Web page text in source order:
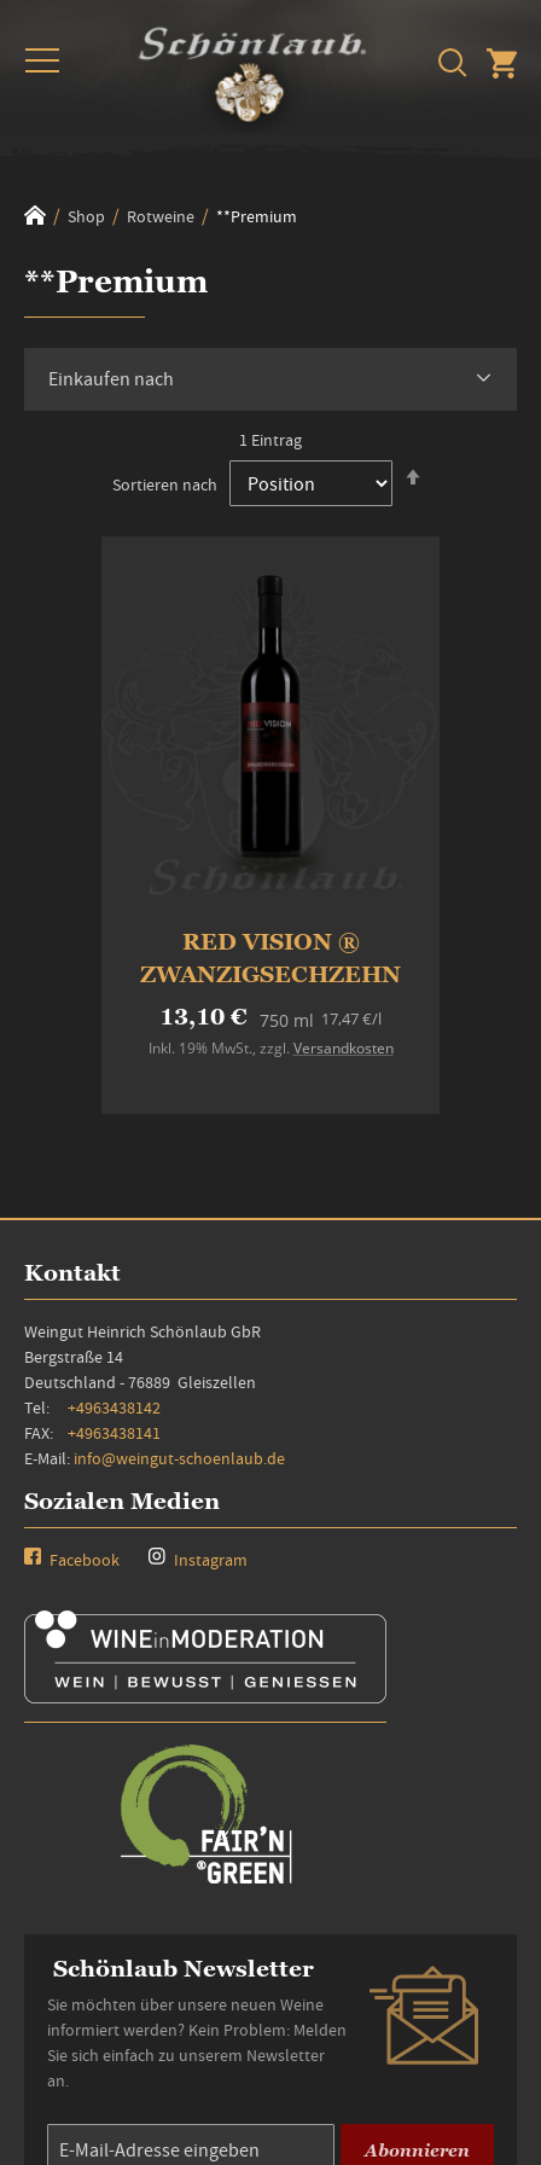
Shop Rotweine **Premium
**Premium
1 Eintrag
Sortieren nach
RED VISION ®
ZWANZIGSECHZEHN
13,10 € 750 ml
Inkl. 19% MwSt., zzgl. Versandkosten
17,47 €/l
Einkaufen nach
Kontakt
Weingut Heinrich Schönlaub GbR
Bergstraße 14
Deutschland - 76889 Gleiszellen
Tel: +4963438142
FAX: +4963438141
E-Mail: info@weingut-schoenlaub.de
Sozialen Medien
Facebook Instagram
Schönlaub Newsletter
Sie möchten über unsere neuen Weine
informiert werden? Kein Problem: Melden
Sie sich einfach zu unserem Newsletter
an.
Abonnieren